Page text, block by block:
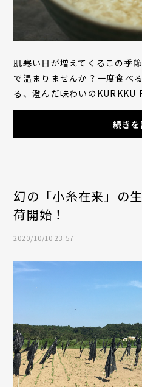
肌寒い日が増えてくるこの季
で温まりませんか？一度食べ
る、澄んだ味わいのKURKKU
のたまごをたっぷり使った、
続き
幻の「小糸在来」の
荷開始！
2020/10/10 23:57